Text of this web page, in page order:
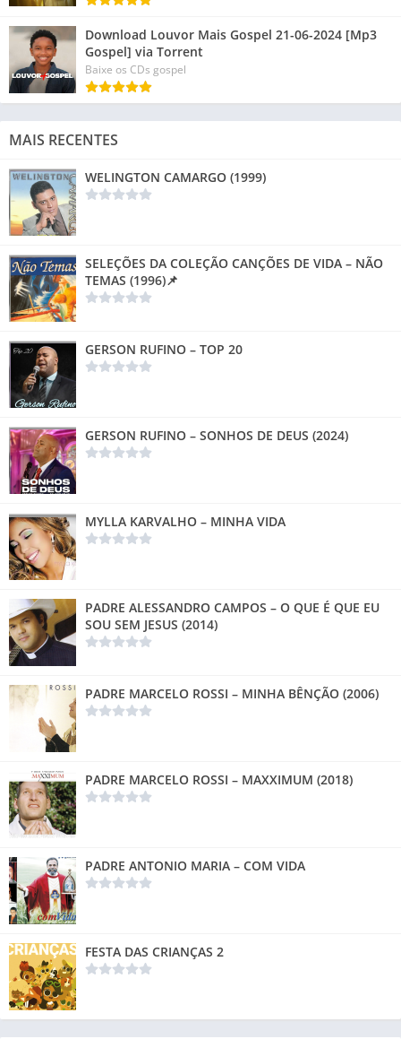
Download Louvor Mais Gospel 21-06-2024 [Mp3
Gospel] via Torrent
Baixe os CDs gospel
MAIS RECENTES
WELINGTON CAMARGO (1999)
SELEÇÕES DA COLEÇÃO CANÇÕES DE VIDA – NÃO
TEMAS (1996)📌
GERSON RUFINO – TOP 20
GERSON RUFINO – SONHOS DE DEUS (2024)
MYLLA KARVALHO – MINHA VIDA
PADRE ALESSANDRO CAMPOS – O QUE É QUE EU
SOU SEM JESUS (2014)
PADRE MARCELO ROSSI – MINHA BÊNÇÃO (2006)
PADRE MARCELO ROSSI – MAXXIMUM (2018)
PADRE ANTONIO MARIA – COM VIDA
FESTA DAS CRIANÇAS 2